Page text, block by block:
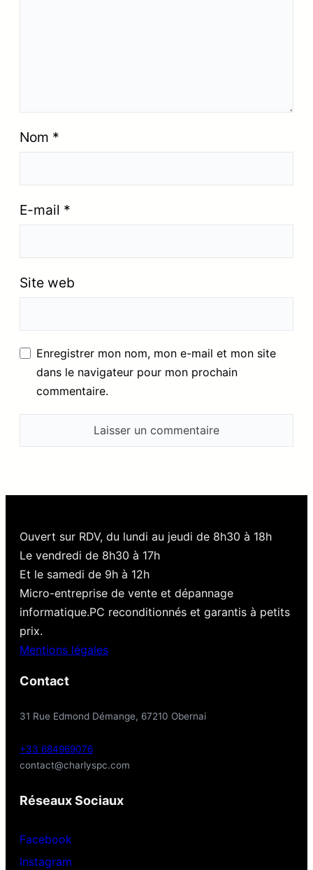
Nom *
E-mail *
Site web
Enregistrer mon nom, mon e-mail et mon site
dans le navigateur pour mon prochain
commentaire.
Ouvert sur RDV, du lundi au jeudi de 8h30 à 18h
Le vendredi de 8h30 à 17h
Et le samedi de 9h à 12h
Micro-entreprise de vente et dépannage
informatique.PC reconditionnés et garantis à petits
prix.
Mentions légales
Contact
31 Rue Edmond Démange, 67210 Obernai
+33 684969076
contact@charlyspc.com
Réseaux Sociaux
Facebook
Instagram